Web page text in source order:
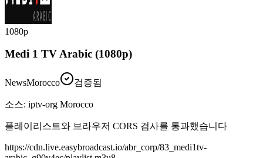
1080p
Medi 1 TV Arabic (1080p)
NewsMorocco 검증됨
소스: iptv-org Morocco
플레이리스트와 브라우저 CORS 검사를 통과했습니다
https://cdn.live.easybroadcast.io/abr_corp/83_medi1tv-